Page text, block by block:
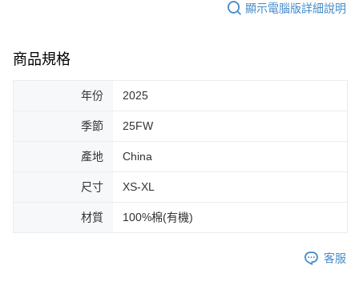
顯示電腦版詳細說明
商品規格
年份 2025
季節 25FW
產地 China
尺寸 XS-XL
材質 100%棉(有機)
客服